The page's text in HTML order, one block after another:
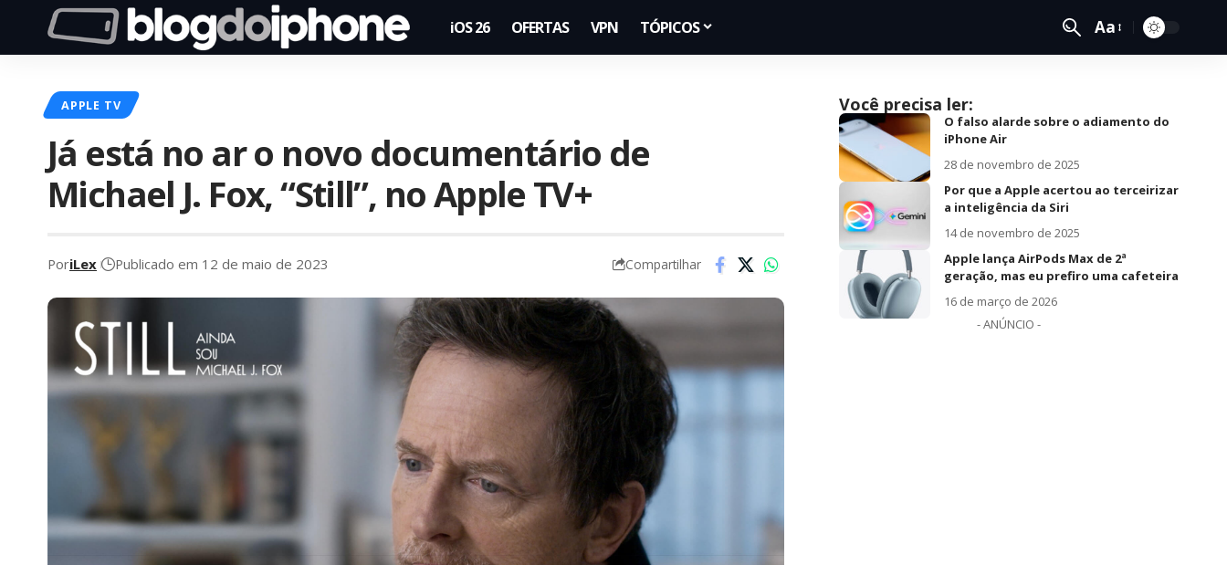
iOS 26 OFERTAS VPN TÓPICOS Aa
APPLE TV
Já está no ar o novo documentário de
Michael J. Fox, “Still”, no Apple TV+
PoriLex Publicado em 12 de maio de 2023 Compartilhar
Você precisa ler:
O falso alarde sobre o adiamento do
iPhone Air
28 de novembro de 2025
Por que a Apple acertou ao terceirizar
a inteligência da Siri
14 de novembro de 2025
Apple lança AirPods Max de 2ª
geração, mas eu prefiro uma cafeteira
16 de março de 2026
- ANÚNCIO -